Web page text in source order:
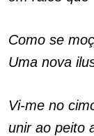
Como se
Uma nova
Vi-me no
unir ao peito